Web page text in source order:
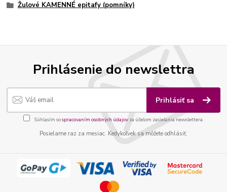
Žulové KAMENNÉ epitafy (pomníky)
Prihlásenie do newslettra
Prihlásiť sa
Súhlasím sospracovaním osobných údajov za účelom zasielania newslettera.
Posielame raz za mesiac. Kedykoľvek sa môžete odhlásiť.